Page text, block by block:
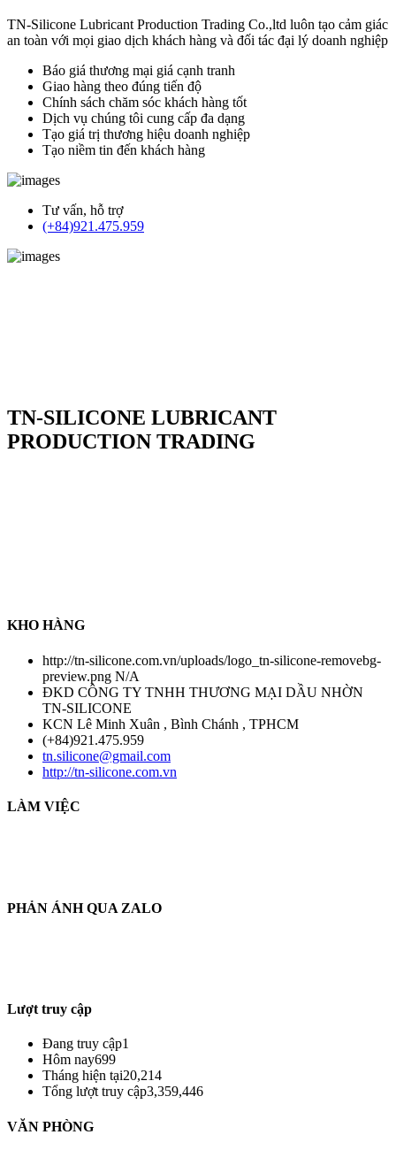
TN-Silicone Lubricant Production Trading Co.,ltd luôn tạo cảm giác
an toàn với mọi giao dịch khách hàng và đối tác đại lý doanh nghiệp
Báo giá thương mại giá cạnh tranh
Giao hàng theo đúng tiến độ
Chính sách chăm sóc khách hàng tốt
Dịch vụ chúng tôi cung cấp đa dạng
Tạo giá trị thương hiệu doanh nghiệp
Tạo niềm tin đến khách hàng
Tư vấn, hỗ trợ
(+84)921.475.959
TN-SILICONE LUBRICANT
PRODUCTION TRADING
KHO HÀNG
http://tn-silicone.com.vn/uploads/logo_tn-silicone-removebg-
preview.png N/A
ĐKD CÔNG TY TNHH THƯƠNG MẠI DẦU NHỜN
TN-SILICONE
KCN Lê Minh Xuân , Bình Chánh , TPHCM
(+84)921.475.959
tn.silicone@gmail.com
http://tn-silicone.com.vn
LÀM VIỆC
PHẢN ÁNH QUA ZALO
Lượt truy cập
Đang truy cập1
Hôm nay699
Tháng hiện tại20,214
Tổng lượt truy cập3,359,446
VĂN PHÒNG